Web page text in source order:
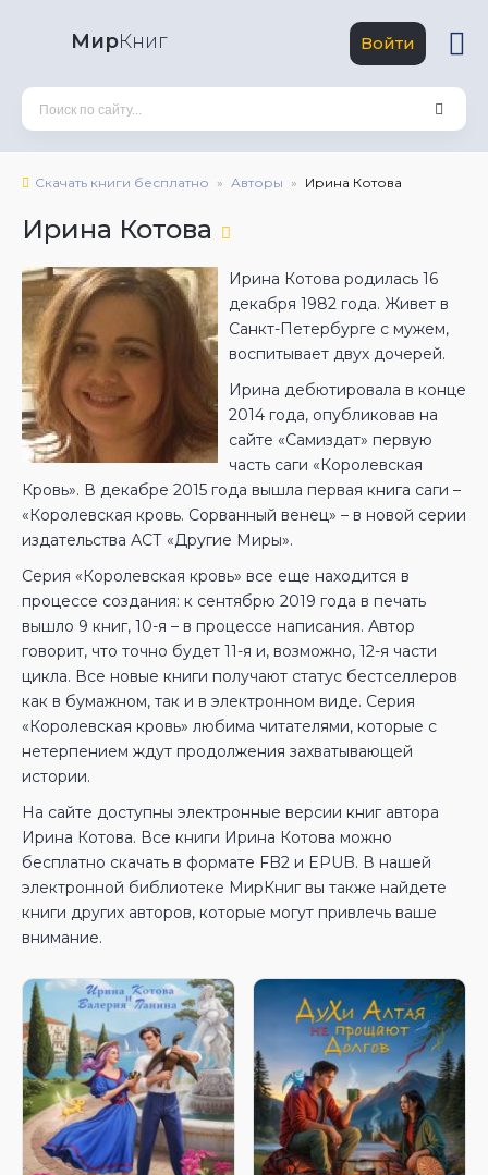
МирКниг Войти
Скачать книги бесплатно Авторы Ирина Котова
Ирина Котова
Ирина Котова родилась 16
декабря 1982 года. Живет в
Санкт-Петербурге с мужем,
воспитывает двух дочерей.
Ирина дебютировала в конце
2014 года, опубликовав на
сайте «Самиздат» первую
часть саги «Королевская
Кровь». В декабре 2015 года вышла первая книга саги –
«Королевская кровь. Сорванный венец» – в новой серии
издательства АСТ «Другие Миры».
Серия «Королевская кровь» все еще находится в
процессе создания: к сентябрю 2019 года в печать
вышло 9 книг, 10-я – в процессе написания. Автор
говорит, что точно будет 11-я и, возможно, 12-я части
цикла. Все новые книги получают статус бестселлеров
как в бумажном, так и в электронном виде. Серия
«Королевская кровь» любима читателями, которые с
нетерпением ждут продолжения захватывающей
истории.
На сайте доступны электронные версии книг автора
Ирина Котова. Все книги Ирина Котова можно
бесплатно скачать в формате FB2 и EPUB. В нашей
электронной библиотеке МирКниг вы также найдете
книги других авторов, которые могут привлечь ваше
внимание.